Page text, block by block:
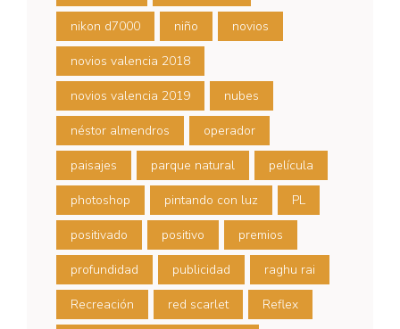
nikon d7000 niño novios
novios valencia 2018
novios valencia 2019 nubes
néstor almendros operador
paisajes parque natural película
photoshop pintando con luz PL
positivado positivo premios
profundidad publicidad raghu rai
Recreación red scarlet Reflex